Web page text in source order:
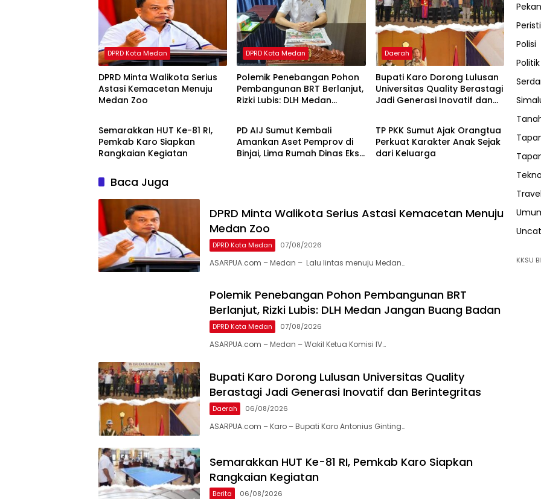
DPRD Kota Medan
DPRD Minta Walikota Serius
Astasi Kemacetan Menuju
Medan Zoo
DPRD Kota Medan
Polemik Penebangan Pohon
Pembangunan BRT Berlanjut,
Rizki Lubis: DLH Medan
Daerah
Bupati Karo Dorong Lulusan
Universitas Quality Berastagi
Jadi Generasi Inovatif dan
Berita
Semarakkan HUT Ke-81 RI,
Pemkab Karo Siapkan
Rangkaian Kegiatan
Ekbis
PD AIJ Sumut Kembali
Amankan Aset Pemprov di
Binjai, Lima Rumah Dinas Eks
Edukasi
TP PKK Sumut Ajak Orangtua
Perkuat Karakter Anak Sejak
dari Keluarga
Baca Juga
DPRD Minta Walikota Serius Astasi Kemacetan Menuju
Medan Zoo
DPRD Kota Medan 07/08/2026
ASARPUA.com – Medan – Lalu lintas menuju Medan…
Polemik Penebangan Pohon Pembangunan BRT
Berlanjut, Rizki Lubis: DLH Medan Jangan Buang Badan
DPRD Kota Medan 07/08/2026
ASARPUA.com – Medan – Wakil Ketua Komisi IV…
Bupati Karo Dorong Lulusan Universitas Quality
Berastagi Jadi Generasi Inovatif dan Berintegritas
Daerah 06/08/2026
ASARPUA.com – Karo – Bupati Karo Antonius Ginting…
Semarakkan HUT Ke-81 RI, Pemkab Karo Siapkan
Rangkaian Kegiatan
Berita 06/08/2026
Polisi
Politik
Travel
KKSU BI